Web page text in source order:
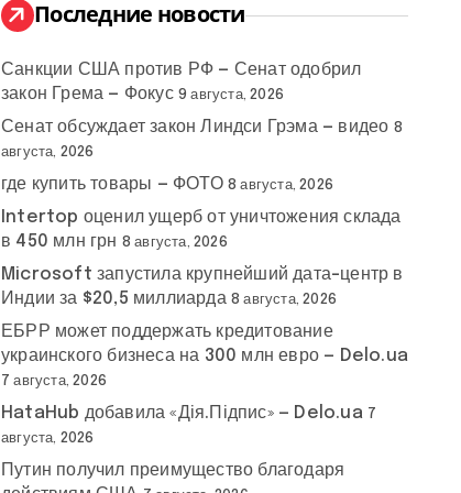
: Последние новости
Санкции США против РФ — Сенат одобрил
закон Грема — Фокус 9 августа, 2026
Сенат обсуждает закон Линдси Грэма — видео 8
августа, 2026
где купить товары — ФОТО 8 августа, 2026
Intertop оценил ущерб от уничтожения склада
в 450 млн грн 8 августа, 2026
Microsoft запустила крупнейший дата-центр в
Индии за $20,5 миллиарда 8 августа, 2026
ЕБРР может поддержать кредитование
украинского бизнеса на 300 млн евро — Delo.ua
7 августа, 2026
HataHub добавила «Дія.Підпис» — Delo.ua 7
августа, 2026
Путин получил преимущество благодаря